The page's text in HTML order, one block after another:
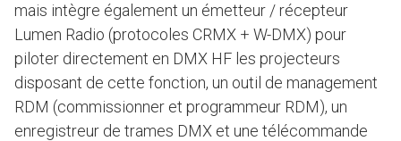
mais intègre également un émetteur / récepteur
Lumen Radio (protocoles CRMX + W-DMX) pour
piloter directement en DMX HF les projecteurs
disposant de cette fonction, un outil de management
RDM (commissionner et programmeur RDM), un
enregistreur de trames DMX et une télécommande